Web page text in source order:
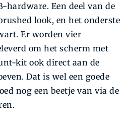
hardware. Een deel van de
look, en het onderste
Er worden vier
om het scherm met
kit ook direct aan de
Dat is wel een goede
nog een beetje van via de